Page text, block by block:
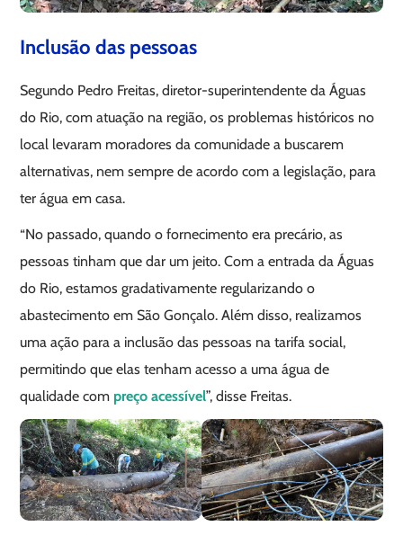
Inclusão das pessoas
Segundo Pedro Freitas, diretor-superintendente da Águas
do Rio, com atuação na região, os problemas históricos no
local levaram moradores da comunidade a buscarem
alternativas, nem sempre de acordo com a legislação, para
ter água em casa.
“No passado, quando o fornecimento era precário, as
pessoas tinham que dar um jeito. Com a entrada da Águas
do Rio, estamos gradativamente regularizando o
abastecimento em São Gonçalo. Além disso, realizamos
uma ação para a inclusão das pessoas na tarifa social,
permitindo que elas tenham acesso a uma água de
qualidade com preço acessível”, disse Freitas.